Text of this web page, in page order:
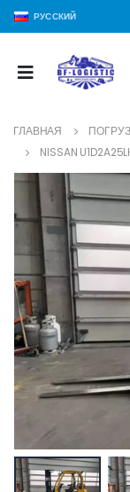
РУССКИЙ
ГЛАВНАЯ
NISSAN